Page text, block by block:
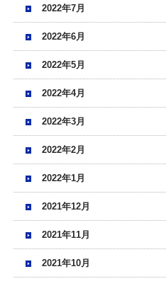
2022年7月
2022年6月
2022年5月
2022年4月
2022年3月
2022年2月
2022年1月
2021年12月
2021年11月
2021年10月